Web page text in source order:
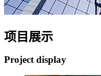
项目展示
Project display